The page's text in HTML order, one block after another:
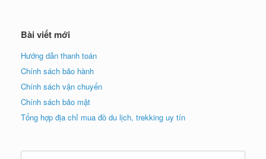
Bài viết mới
Hướng dẫn thanh toán
Chính sách bảo hành
Chính sách vận chuyển
Chính sách bảo mật
Tổng hợp địa chỉ mua đồ du lịch, trekking uy tín
Search